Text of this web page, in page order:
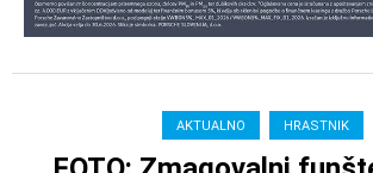
AKTUALNO HRASTNIK